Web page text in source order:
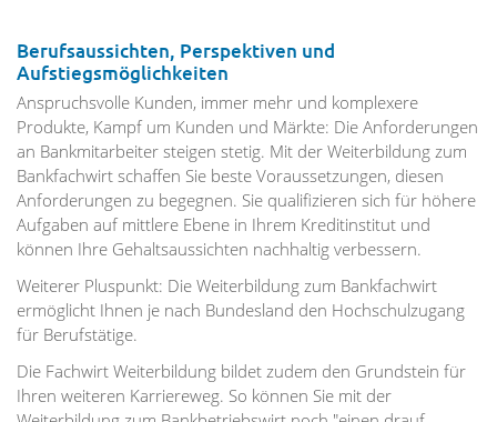
Berufsaussichten, Perspektiven und
Aufstiegsmöglichkeiten
Anspruchsvolle Kunden, immer mehr und komplexere
Produkte, Kampf um Kunden und Märkte: Die Anforderungen
an Bankmitarbeiter steigen stetig. Mit der Weiterbildung zum
Bankfachwirt schaffen Sie beste Voraussetzungen, diesen
Anforderungen zu begegnen. Sie qualifizieren sich für höhere
Aufgaben auf mittlere Ebene in Ihrem Kreditinstitut und
können Ihre Gehaltsaussichten nachhaltig verbessern.
Weiterer Pluspunkt: Die Weiterbildung zum Bankfachwirt
ermöglicht Ihnen je nach Bundesland den Hochschulzugang
für Berufstätige.
Die Fachwirt Weiterbildung bildet zudem den Grundstein für
Ihren weiteren Karriereweg. So können Sie mit der